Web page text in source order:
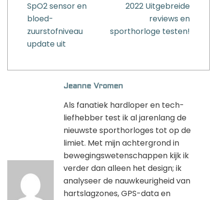
SpO2 sensor en
bloed-
zuurstofniveau
update uit
2022 Uitgebreide
reviews en
sporthorloge testen!
Jeanne Vromen
Als fanatiek hardloper en tech-
liefhebber test ik al jarenlang de
nieuwste sporthorloges tot op de
limiet. Met mijn achtergrond in
bewegingswetenschappen kijk ik
verder dan alleen het design; ik
analyseer de nauwkeurigheid van
hartslagzones, GPS-data en